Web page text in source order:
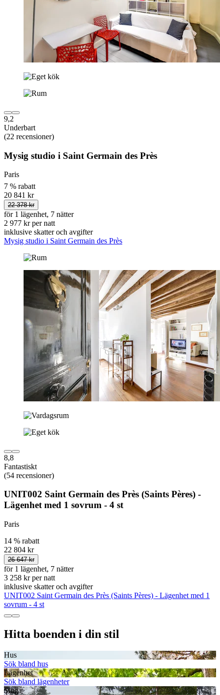
9,2
Underbart
(22 recensioner)
Mysig studio i Saint Germain des Près
Paris
7 % rabatt
20 841 kr
22 378 kr
för 1 lägenhet, 7 nätter
2 977 kr per natt
inklusive skatter och avgifter
Mysig studio i Saint Germain des Près
8,8
Fantastiskt
(54 recensioner)
UNIT002 Saint Germain des Près (Saints Pères) -
Lägenhet med 1 sovrum - 4 st
Paris
14 % rabatt
22 804 kr
26 647 kr
för 1 lägenhet, 7 nätter
3 258 kr per natt
inklusive skatter och avgifter
UNIT002 Saint Germain des Près (Saints Pères) - Lägenhet med 1
sovrum - 4 st
Hitta boenden i din stil
Hus
Sök bland hus
Lägenhet
Sök bland lägenheter
Stuga